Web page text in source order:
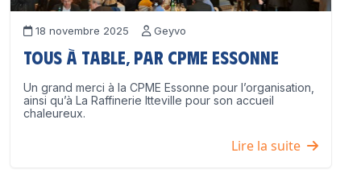
18 novembre 2025 Geyvo
Tous à table, par CPME Essonne
Un grand merci à la CPME Essonne pour l’organisation,
ainsi qu’à La Raffinerie Itteville pour son accueil
chaleureux.
Lire la suite